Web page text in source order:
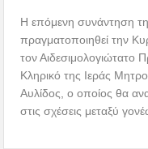
Η επόμενη συνάντηση
πραγματοποιηθεί την
τον
Κληρικό της Ιεράς
Αυλίδος, ο οποίος θα
στις σχέσεις μεταξύ